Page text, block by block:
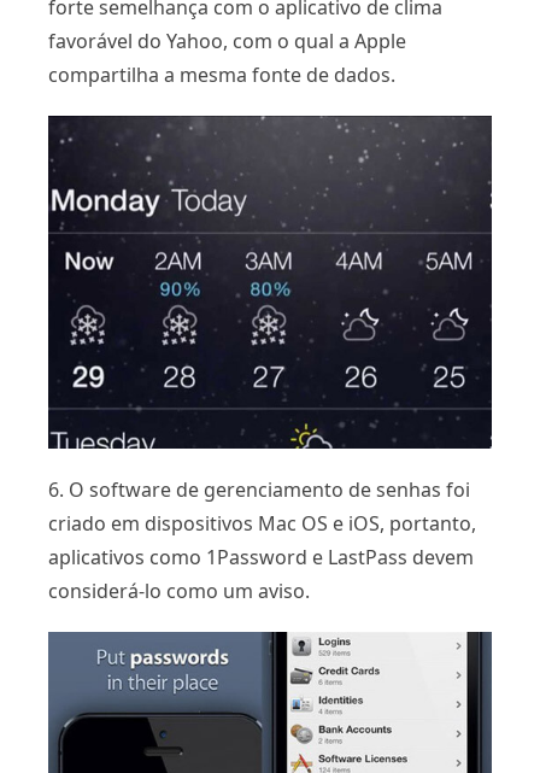
forte semelhança com o aplicativo de clima
favorável do Yahoo, com o qual a Apple
compartilha a mesma fonte de dados.
6. O software de gerenciamento de senhas foi
criado em dispositivos Mac OS e iOS, portanto,
aplicativos como 1Password e LastPass devem
considerá-lo como um aviso.